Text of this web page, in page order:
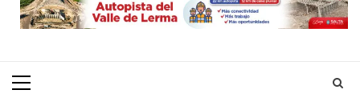
Primary